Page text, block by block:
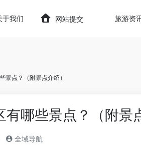
wp-content/themes/onenav/
于我们 网站提交 旅游资
景点？（附景点介绍）
哪些景点？（附景
全域导航